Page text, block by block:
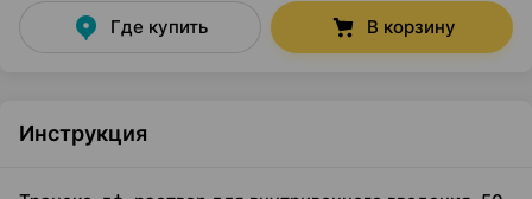
Где купить В корзину
Инструкция